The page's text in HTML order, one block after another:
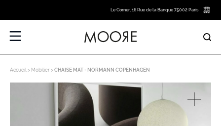
Le Corner, 16 Rue de la Banque 75002 Paris
Accueil Mobilier CHAISE MAT - NORMANN COPENHAGEN